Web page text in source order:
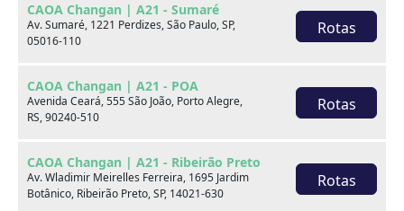
CAOA Changan | A21 - Sumaré
Av. Sumaré, 1221 Perdizes, São Paulo, SP,
05016-110
Rotas
CAOA Changan | A21 - POA
Avenida Ceará, 555 São João, Porto Alegre,
RS, 90240-510
Rotas
CAOA Changan | A21 - Ribeirão Preto
Av. Wladimir Meirelles Ferreira, 1695 Jardim
Botânico, Ribeirão Preto, SP, 14021-630
Rotas
Carros
Marca
Ver estoque